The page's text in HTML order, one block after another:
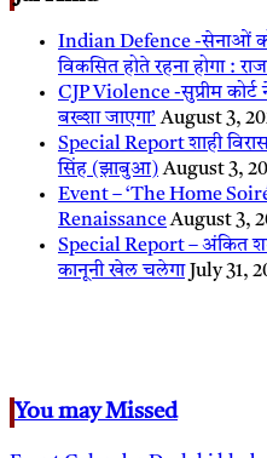
Indian Defence -सेनाओं
विकसित होते रहना होगा :
CJP Violence -सुप्रीम
बख्शा जाएगा’ August 3,
Special Report शाही
सिंह (झाबुआ) August 3,
Event – ‘The Home
RenaissanceAugust 3,
Special Report – अंकित
कानूनी खेल चलेगा July 31,
You may Missed